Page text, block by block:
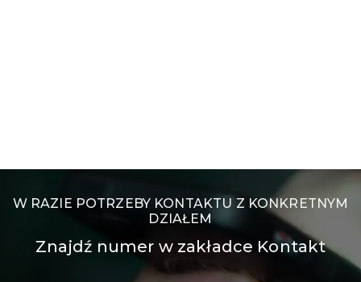
W RAZIE POTRZEBY KONTAKTU Z KONKRETNYM
DZIAŁEM
Znajdź numer w zakładce Kontakt